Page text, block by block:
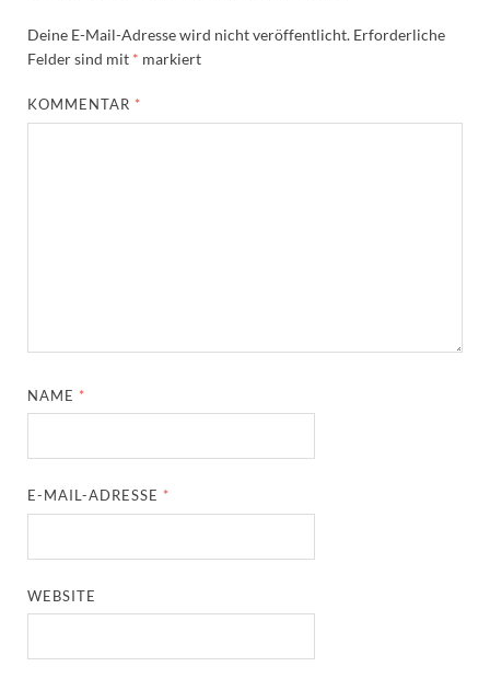
Deine E-Mail-Adresse wird nicht veröffentlicht. Erforderliche
Felder sind mit * markiert
KOMMENTAR *
NAME *
E-MAIL-ADRESSE *
WEBSITE